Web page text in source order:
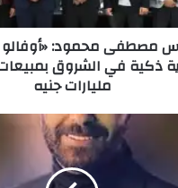
مصطفى محمود:
مليارات جنيه